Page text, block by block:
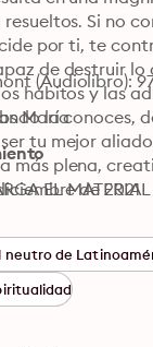
Si no
por ti, te
de destruir lo
hábitos y las
la conoces,
tu mejor
más plena,
EL
(Audiolibro):
María
de 2021
neutro de